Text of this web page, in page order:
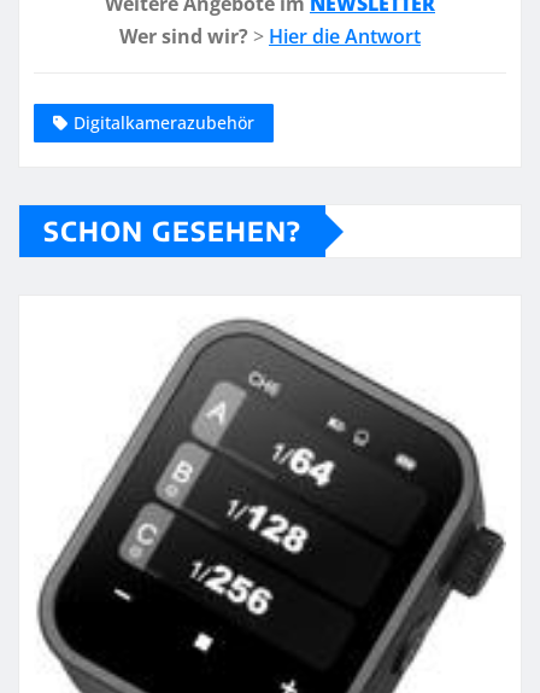
Wer sind wir? > Hier die Antwort
Digitalkamerazubehör
SCHON GESEHEN?